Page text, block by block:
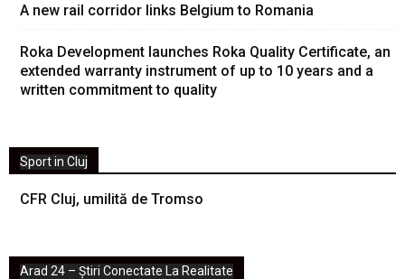
A new rail corridor links Belgium to Romania
Roka Development launches Roka Quality Certificate, an
extended warranty instrument of up to 10 years and a
written commitment to quality
Sport in Cluj
CFR Cluj, umilită de Tromso
Arad 24 – Știri Conectate La Realitate